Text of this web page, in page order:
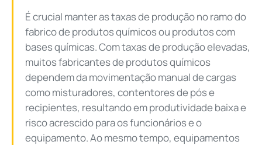
É crucial manter as taxas de produção no ramo do
fabrico de produtos químicos ou produtos com
bases químicas. Com taxas de produção elevadas,
muitos fabricantes de produtos químicos
dependem da movimentação manual de cargas
como misturadores, contentores de pós e
recipientes, resultando em produtividade baixa e
risco acrescido para os funcionários e o
equipamento. Ao mesmo tempo, equipamentos